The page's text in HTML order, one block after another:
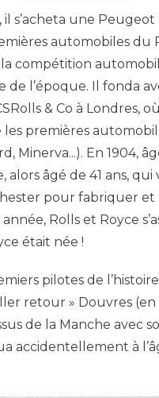
s’acheta une Peugeot
automobiles du
compétition
de l’époque. Il fonda
& Co à Londres,
premières
Minerva...). En 1904,
alors âgé de 41 ans,
pour fabriquer
Rolls et Royce
était née !
pilotes de l’histoire
retour » Douvres
de la Manche avec
accidentellement à